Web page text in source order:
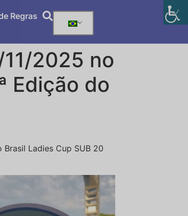
Regras
2025 no
Edição do
Ladies Cup SUB 20